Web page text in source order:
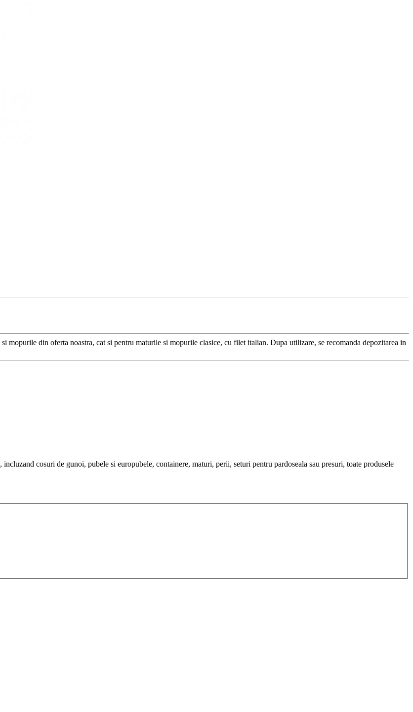
mopurile din oferta noastra, cat si pentru maturile si mopurile clasice, cu filet italian. Dupa utilizare, se recomanda depozitarea in
cosuri de gunoi, pubele si europubele, containere, maturi, perii, seturi pentru pardoseala sau presuri, toate produsele